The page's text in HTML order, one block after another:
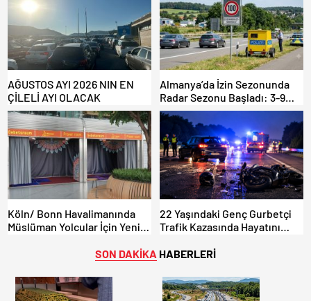
AĞUSTOS AYI 2026 NIN EN
ÇİLELİ AYI OLACAK
Almanya’da İzin Sezonunda
Radar Sezonu Başladı: 3-9
Ağustos’ta Radar Hız
Denetimi Yapılacak!
Köln/ Bonn Havalimanında
Müslüman Yolcular İçin Yeni
22 Yaşındaki Genç Gurbetçi
Trafik Kazasında Hayatını
SON DAKİKA HABERLERİ